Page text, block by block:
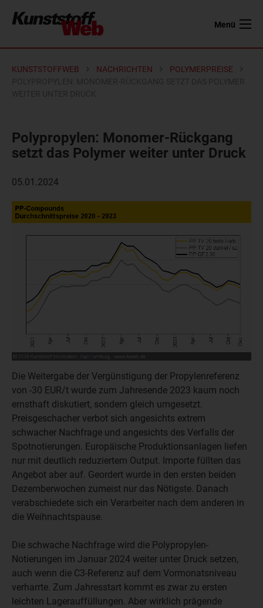
Menü
KUNSTSTOFFWEB NACHRICHTEN
POLYMERPREISE
Polypropylen: Monomer-Rückgang
setzt das Polymer weiter unter Druck
05.01.2024
Die Weitergabe der Vergünstigung der Propylenreferenz
von -30 EUR/t wurde zum Jahresende 2023 kaum noch
ernsthaft diskutiert, sondern gleich umgesetzt.
Preisgeschacher verbot sich angesichts extrem
schwacher Nachfrage und angesichts des Verfalls der
Spotnotierungen. Europäische Produktionsanlagen liefen
nur mit deutlich reduziertem Output. Importe füllten das
Angebot aber auf. Geordert wurde in den ersten beiden
Dezemberwochen zumeist nur das Nötigste. Danach
verabschiedete sich ein Verarbeiter nach dem anderen in
die Weihnachtspause.
Die schwache Nachfrage wird die Polypropylen-
Notierungen im Januar 2024 weiter unter Druck setzen,
auch wenn die C3-Referenz auf dem Vormonatsniveau
verharrte. Zum Jahresstart kommt es zwar zu ersten
leichten Lagerauffüllungen. Aber wirklich prägende